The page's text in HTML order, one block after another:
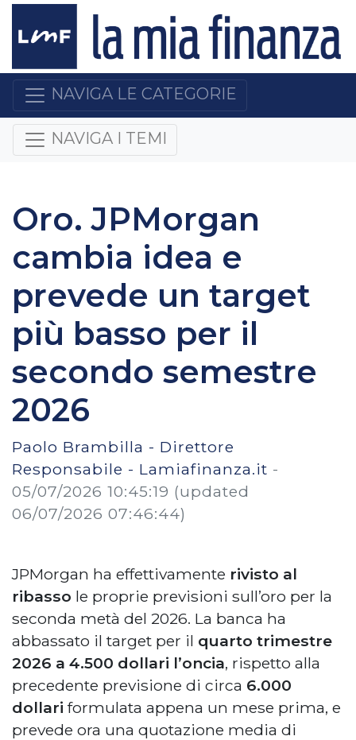
NAVIGA LE CATEGORIE
NAVIGA I TEMI
Oro. JPMorgan
cambia idea e
prevede un target
più basso per il
secondo semestre
2026
Paolo Brambilla - Direttore
Responsabile - Lamiafinanza.it -
05/07/2026 10:45:19 (updated
06/07/2026 07:46:44)
JPMorgan ha effettivamente rivisto al
ribasso le proprie previsioni sull’oro per la
seconda metà del 2026. La banca ha
abbassato il target per il quarto trimestre
2026 a 4.500 dollari l’oncia, rispetto alla
precedente previsione di circa 6.000
dollari formulata appena un mese prima, e
prevede ora una quotazione media di